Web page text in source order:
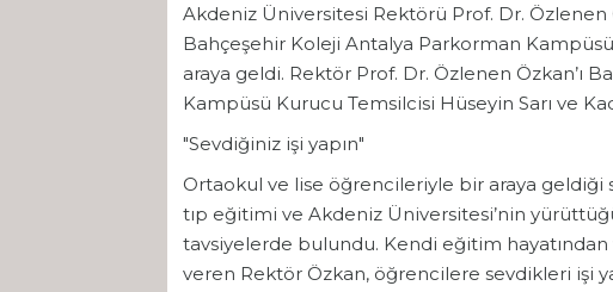
Akdeniz Üniversitesi Rektörü Prof. Dr. Özlenen
Bahçeşehir Koleji Antalya Parkorman
araya geldi. Rektör Prof. Dr. Özlenen Özkan’ı
Kampüsü Kurucu Temsilcisi Hüseyin Sarı ve
"Sevdiğiniz işi yapın"
Ortaokul ve lise öğrencileriyle bir araya geldiği
tıp eğitimi ve Akdeniz Üniversitesi’nin
tavsiyelerde bulundu. Kendi eğitim
veren Rektör Özkan, öğrencilere sevdikleri işi